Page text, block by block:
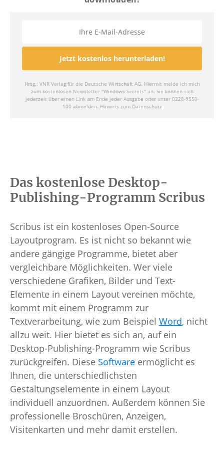
Das kostenlose Desktop-
Publishing-Programm Scribus
Scribus ist ein kostenloses Open-Source
Layoutprogram. Es ist nicht so bekannt wie
andere gängige Programme, bietet aber
vergleichbare Möglichkeiten. Wer viele
verschiedene Grafiken, Bilder und Text-
Elemente in einem Layout vereinen möchte,
kommt mit einem Programm zur
Textverarbeitung, wie zum Beispiel Word, nicht
allzu weit. Hier bietet es sich an, auf ein
Desktop-Publishing-Programm wie Scribus
zurückgreifen. Diese Software ermöglicht es
Ihnen, die unterschiedlichsten
Gestaltungselemente in einem Layout
individuell anzuordnen. Außerdem können Sie
professionelle Broschüren, Anzeigen,
Visitenkarten und mehr damit erstellen.